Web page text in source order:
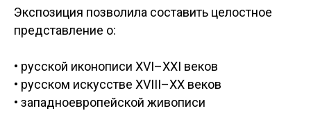
Экспозиция позволила составить целостное
представление о:
• русской иконописи XVI–XXI веков
• русском искусстве XVIII–XX веков
• западноевропейской живописи